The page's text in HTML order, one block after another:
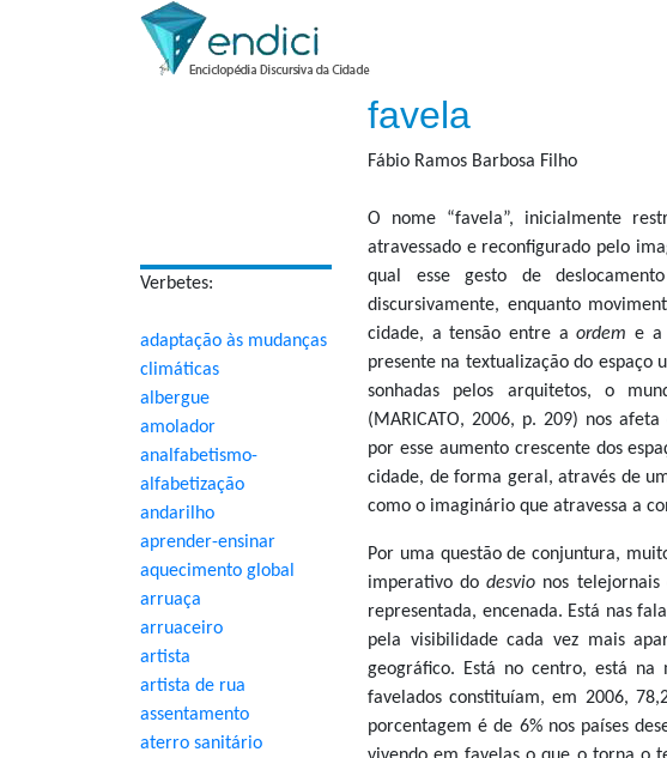
favela
Fábio Ramos Barbosa Filho
O nome “favela”, inicialmente
atravessado e reconfigurado pelo
qual esse gesto de
discursivamente, enquanto
cidade, a tensão entre aordem e
presente na textualização do espaço
sonhadas pelos arquitetos, o
(MARICATO, 2006, p. 209) nos
por esse aumento crescente dos
cidade, de forma geral, através de
como o imaginário que atravessa a
Por uma questão de conjuntura,
imperativo dodesvio nos telejornais
representada, encenada. Está nas
pela visibilidade cada vez mais
geográfico. Está no centro, está na
favelados constituíam, em 2006,
porcentagem é de 6% nos países
Verbetes:
adaptação às mudanças
climáticas
albergue
amolador
analfabetismo-
alfabetização
andarilho
aprender-ensinar
aquecimento global
arruaça
arruaceiro
artista
artista de rua
assentamento
aterro sanitário